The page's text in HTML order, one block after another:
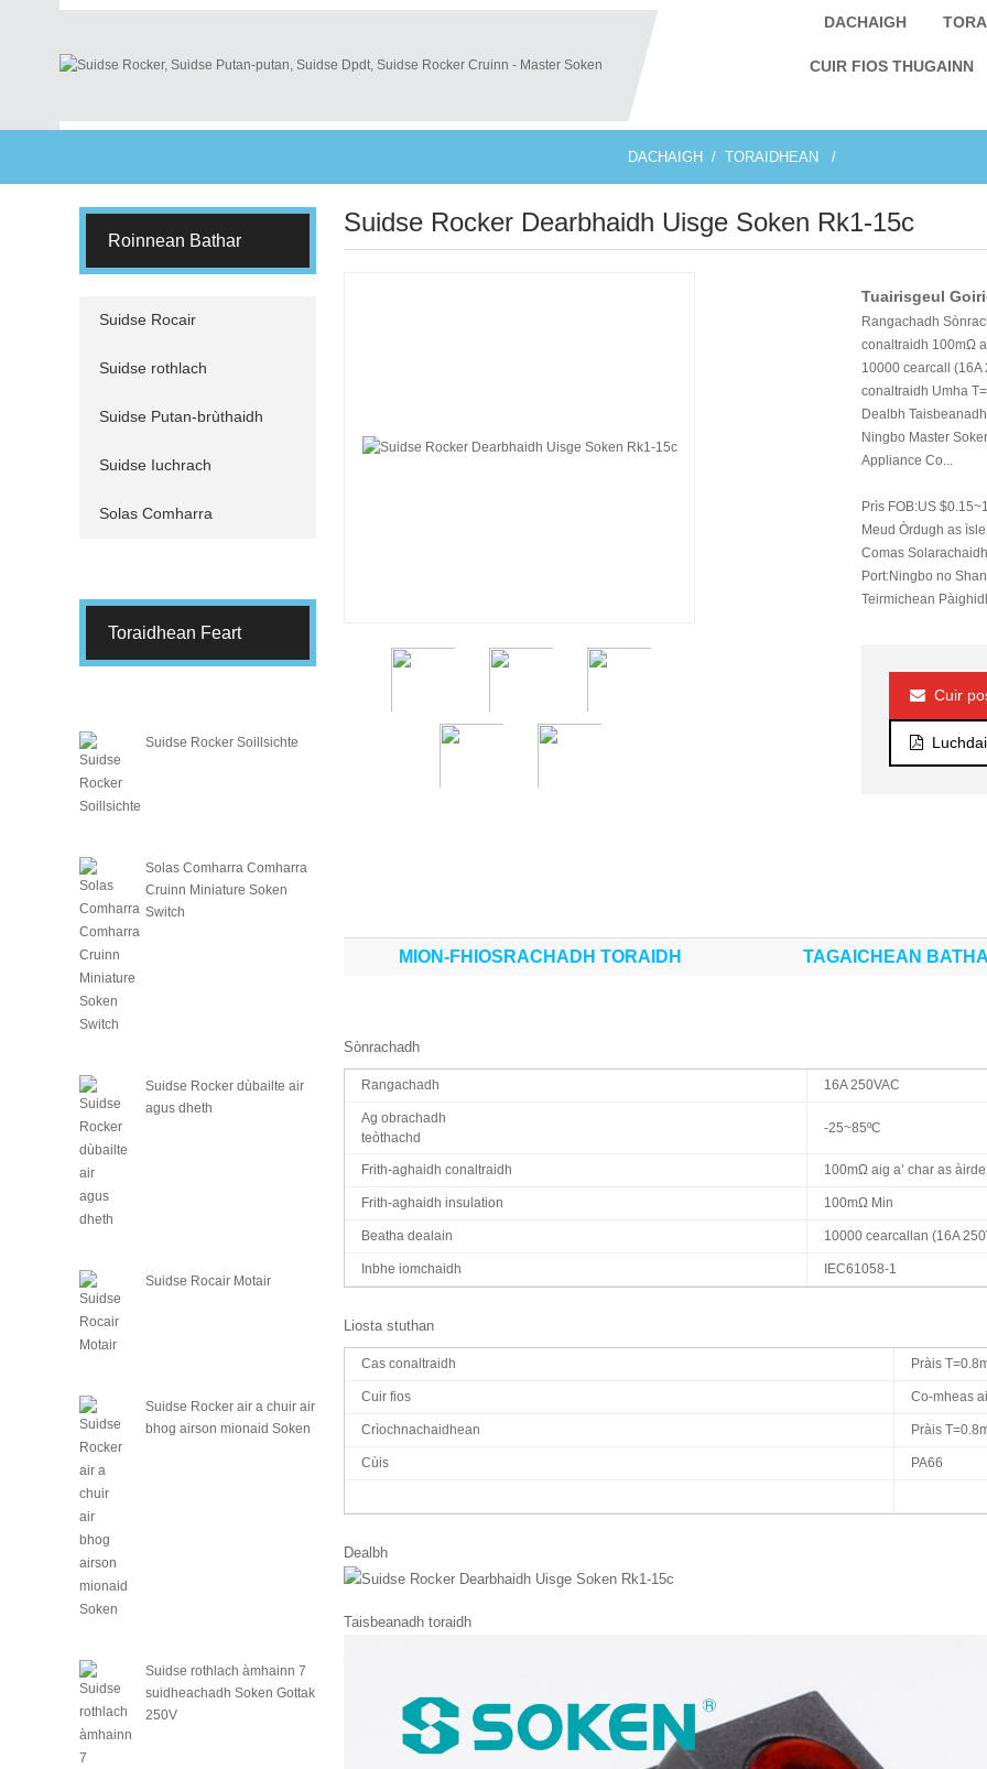
DACHAIGH
CUIR FIOS THUGAINN
DACHAIGH TORAIDHEAN
Roinnean Bathar
Suidse Rocair
Suidse rothlach
Suidse Putan-brùthaidh
Suidse Iuchrach
Solas Comharra
Toraidhean Feart
Suidse Rocker Soillsichte
Solas Comharra Comharra
Cruinn Miniature Soken
Switch
Suidse Rocker dùbailte air
agus dheth
Suidse Rocair Motair
Suidse Rocker air a chuir air
bhog airson mionaid Soken
Suidse rothlach àmhainn 7
suidheachadh Soken Gottak
250V
Suidse Rocker Dearbhaidh Uisge Soken Rk1-15c
Tuairisgeul
Rangachadh
conaltraidh 100mΩ
10000 cearcall (16A
conaltraidh Umha
Dealbh
Ningbo Master
Appliance Co...
Prìs FOB:US
Meud Òrdugh as
Comas
Port:Ningbo no
Teirmichean
Cuir
MION-FHIOSRACHADH TORAIDH TAGAICHEAN
Sònrachadh
Rangachadh 16A 250VAC
Ag obrachadh
teòthachd
-25~85ºC
Frith-aghaidh conaltraidh 100mΩ aig a’ char as àirde
Frith-aghaidh insulation 100mΩ Min
Beatha dealain 10000 cearcallan (16A
Inbhe iomchaidh IEC61058-1
Liosta stuthan
Cas conaltraidh Pràis
Cuir fios Co-mheas
Crìochnachaidhean Pràis
Cùis PA66
Dealbh
Taisbeanadh toraidh